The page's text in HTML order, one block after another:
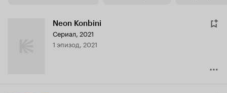
Neon Konbini
Сериал, 2021
1 эпизод, 2021